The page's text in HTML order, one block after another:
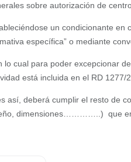
sobre autorización de
un condicionante en
específica” o mediante
lo cual para poder excepcionar
está incluida en el RD
así, deberá cumplir el resto de
dimensiones…………..) que en